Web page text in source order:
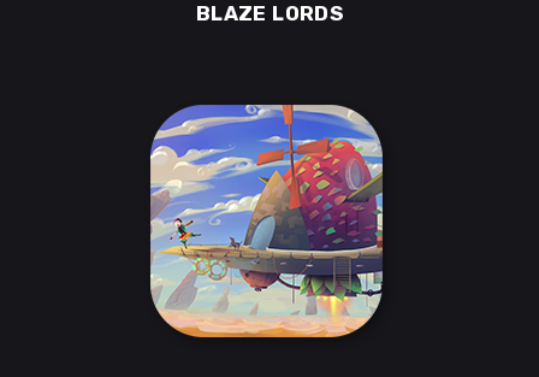
BLAZE LORDS